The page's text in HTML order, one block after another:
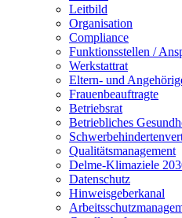
Leitbild
Organisation
Compliance
Funktionsstellen /
Werkstattrat
Eltern- und
Frauenbeauftragte
Betriebsrat
Betriebliches
Qualitätsmanagement
Delme-Klimaziele
Datenschutz
Hinweisgeberkanal